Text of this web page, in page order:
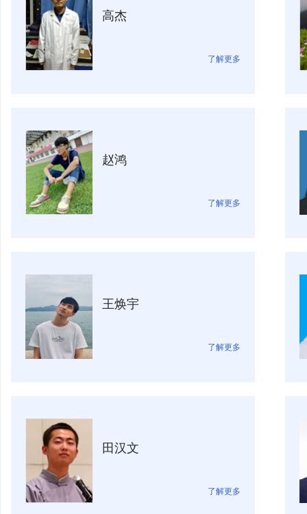
高杰
了解更多
赵鸿
了解更多
王焕宇
了解更多
田汉文
了解更多